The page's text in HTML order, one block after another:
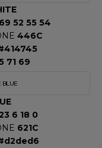
69 52 55 54
446C
71 69
BLUE
23 6 18 0
621C